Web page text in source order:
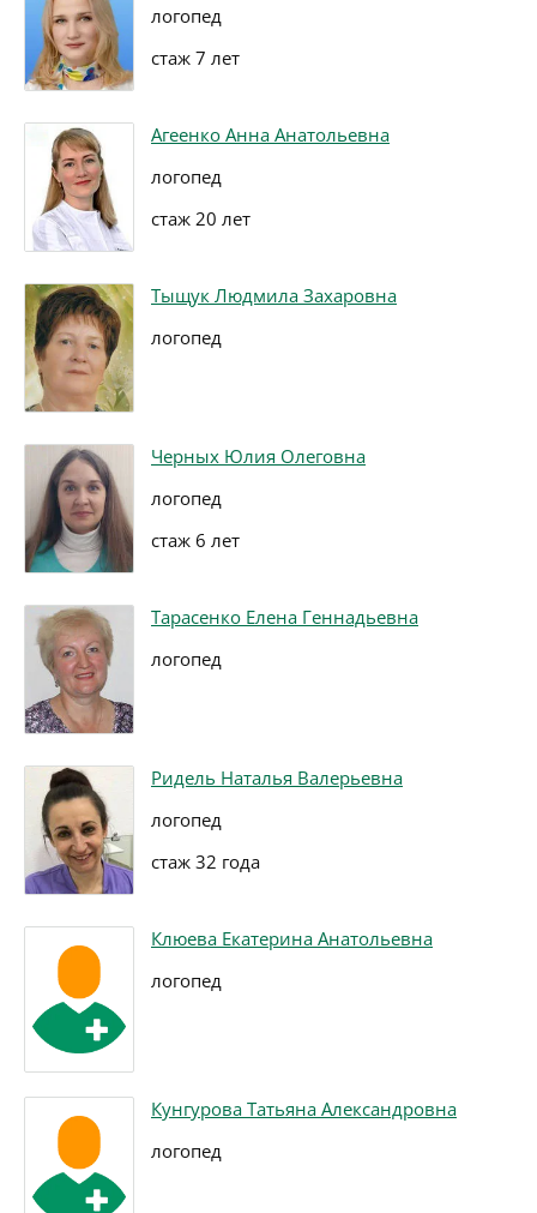
логопед
стаж 7 лет
Агеенко Анна Анатольевна
логопед
стаж 20 лет
Тыщук Людмила Захаровна
логопед
Черных Юлия Олеговна
логопед
стаж 6 лет
Тарасенко Елена Геннадьевна
логопед
Ридель Наталья Валерьевна
логопед
стаж 32 года
Клюева Екатерина Анатольевна
логопед
Кунгурова Татьяна Александровна
логопед